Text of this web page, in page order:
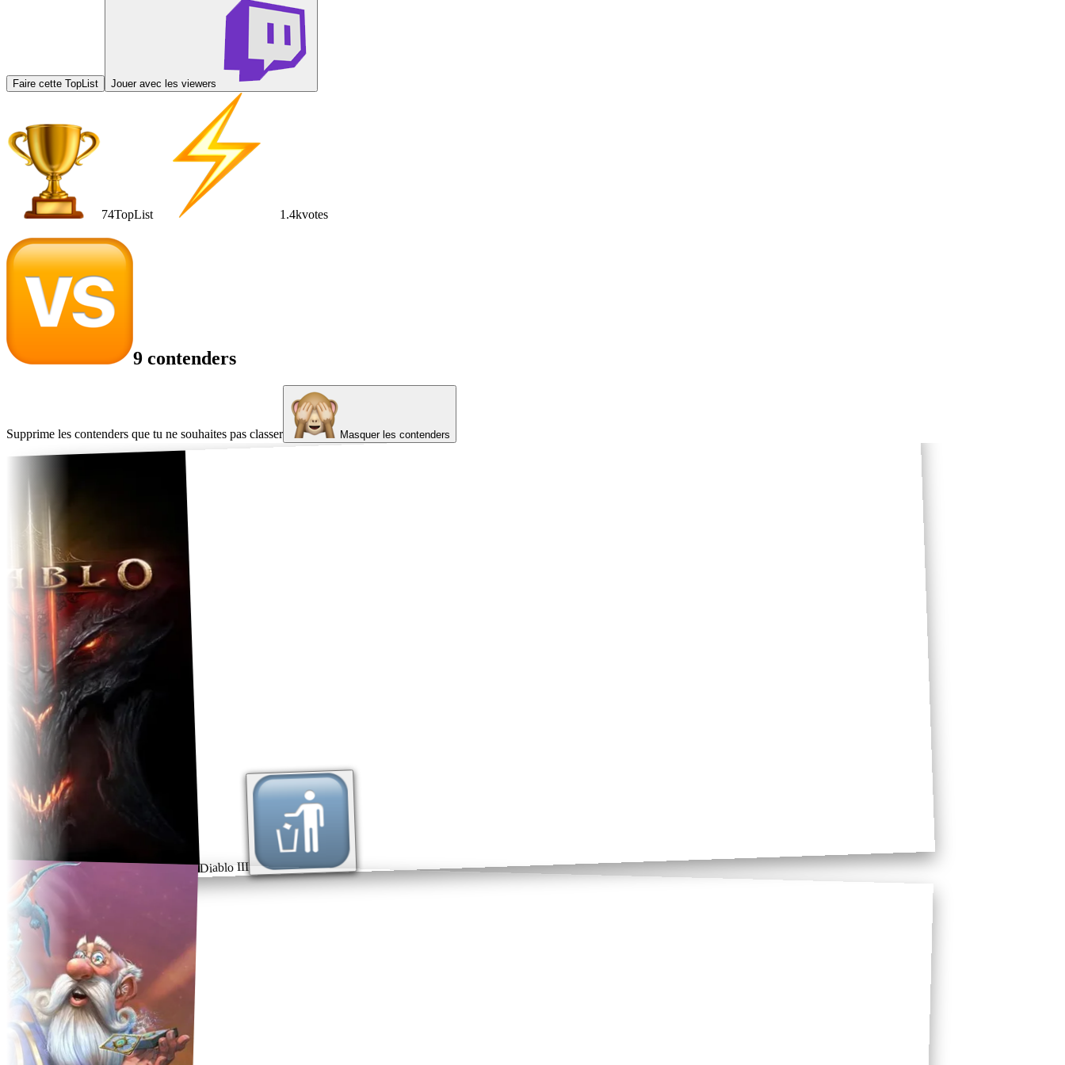
Faire cette TopList Jouer avec les viewers
74TopList 1.4kvotes
9 contenders
Supprime les contenders que tu ne souhaites pas classer Masquer les contenders
Diablo III